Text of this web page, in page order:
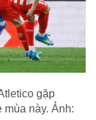
gặp
này. Ảnh: